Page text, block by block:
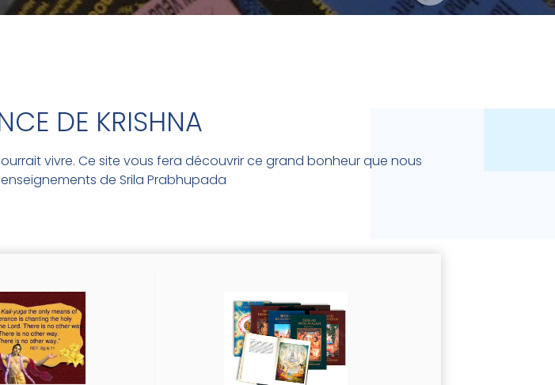
DE KRISHNA
vivre. Ce site vous fera découvrir ce grand bonheur que nous
de Srila Prabhupada